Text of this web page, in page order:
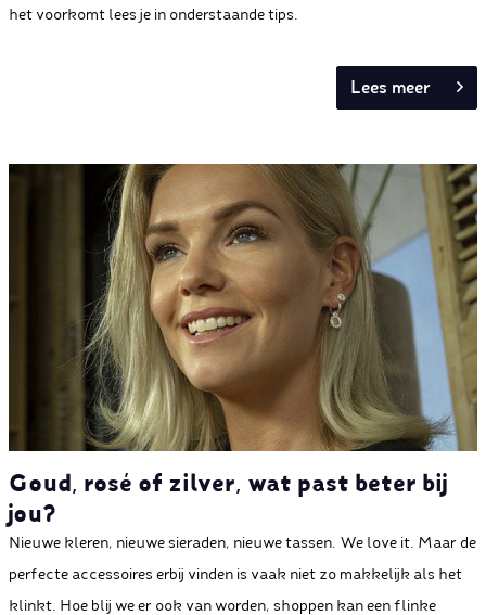
het voorkomt lees je in onderstaande tips.
Lees meer
Goud, rosé of zilver, wat past beter bij
jou?
Nieuwe kleren, nieuwe sieraden, nieuwe tassen. We love it. Maar de
perfecte accessoires erbij vinden is vaak niet zo makkelijk als het
klinkt. Hoe blij we er ook van worden, shoppen kan een flinke